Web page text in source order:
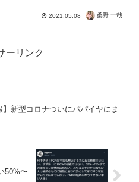
り回避できるかも...
2021.05.08 桑野 一哉
ーリンク
】新型コロナついにパパイヤにま
50%〜